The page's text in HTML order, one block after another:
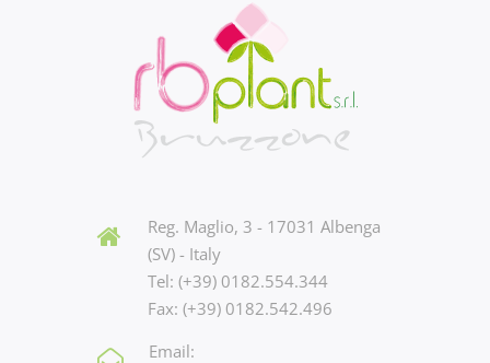
Reg. Maglio, 3 - 17031 Albenga
(SV) - Italy
Tel: (+39) 0182.554.344
Fax: (+39) 0182.542.496
Email: